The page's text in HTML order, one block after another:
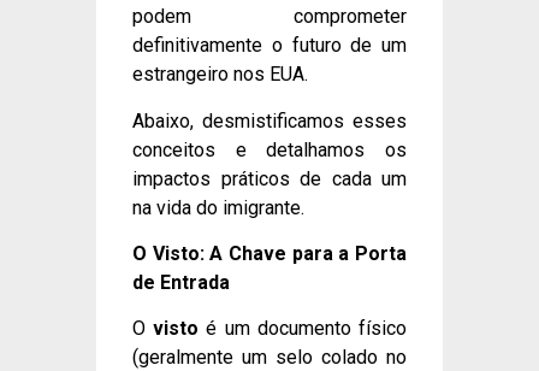
podem comprometer
definitivamente o futuro de um
estrangeiro nos EUA.
Abaixo, desmistificamos esses
conceitos e detalhamos os
impactos práticos de cada um
na vida do imigrante.
O Visto: A Chave para a Porta
de Entrada
Ovisto é um documento físico
(geralmente um selo colado no